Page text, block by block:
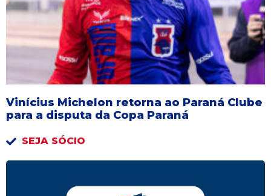
Vinícius Michelon retorna ao Paraná Clube
para a disputa da Copa Paraná
SEJA SÓCIO